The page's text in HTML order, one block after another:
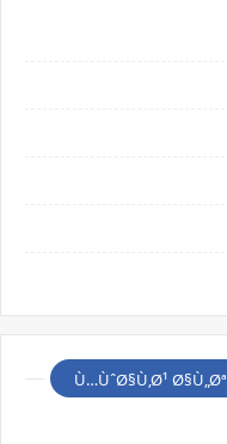
Ù…ÙˆØ§Ù‚Ø¹